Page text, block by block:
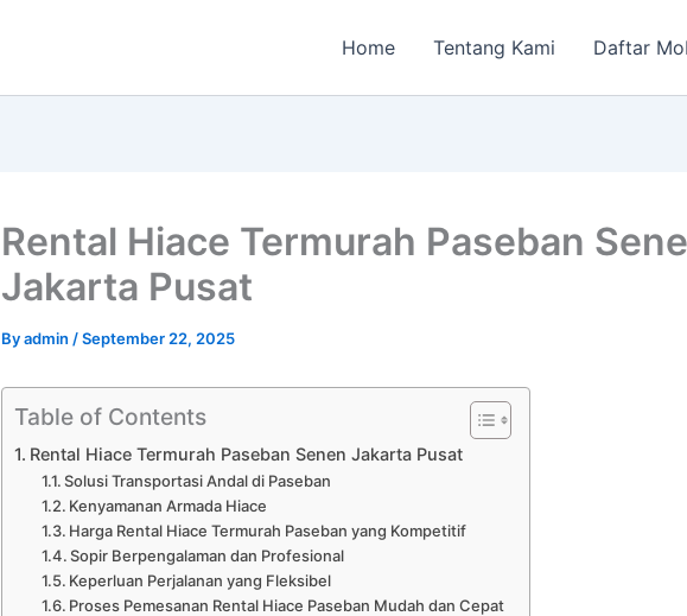
Home Tentang Kami Daftar
Rental Hiace Termurah Paseban
Jakarta Pusat
Byadmin /September 22, 2025
Table of Contents
Rental Hiace Termurah Paseban Senen Jakarta Pusat
Solusi Transportasi Andal di Paseban
Kenyamanan Armada Hiace
Harga Rental Hiace Termurah Paseban yang Kompetitif
Sopir Berpengalaman dan Profesional
Keperluan Perjalanan yang Fleksibel
Proses Pemesanan Rental Hiace Paseban Mudah dan Cepat